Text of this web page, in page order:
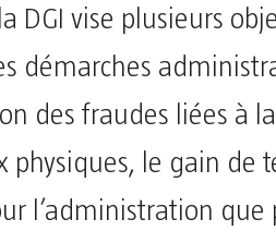
DGI vise plusieurs
démarches
des fraudes liées à
physiques, le gain de
l’administration que